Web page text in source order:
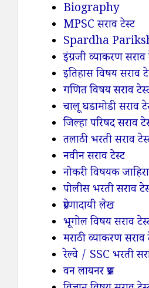
Biography
MPSC सराव टेस्ट
Spardha
इंग्रजी व्याकरण सराव
इतिहास विषय सराव
गणित विषय सराव
चालू घडामोडी सराव
जिल्हा परिषद सराव
तलाठी भरती सराव
नवीन सराव टेस्ट
नोकरी विषयक
पोलीस भरती सराव
प्रेरणादायी लेख
भूगोल विषय सराव
मराठी व्याकरण सराव
रेल्वे / SSC भरती
वन लायनर प्रश्न